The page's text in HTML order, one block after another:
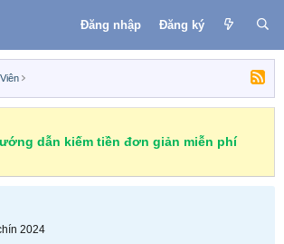
Đăng nhập Đăng ký
dẫn kiếm tiền đơn giản miễn phí
2024